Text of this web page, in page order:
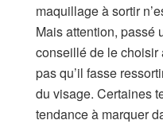
maquillage à sortir
Mais attention, passé
conseillé de le
pas qu’il fasse
du visage. Certaines
tendance à marquer